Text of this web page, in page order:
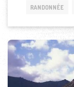
RANDONNÉE